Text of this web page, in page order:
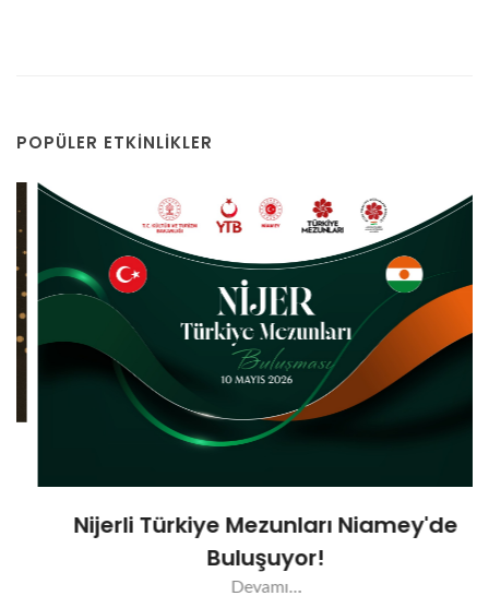
POPÜLER ETKINLIKLER
Nijerli Türkiye Mezunları Niamey'de
Buluşuyor!
Devamı...